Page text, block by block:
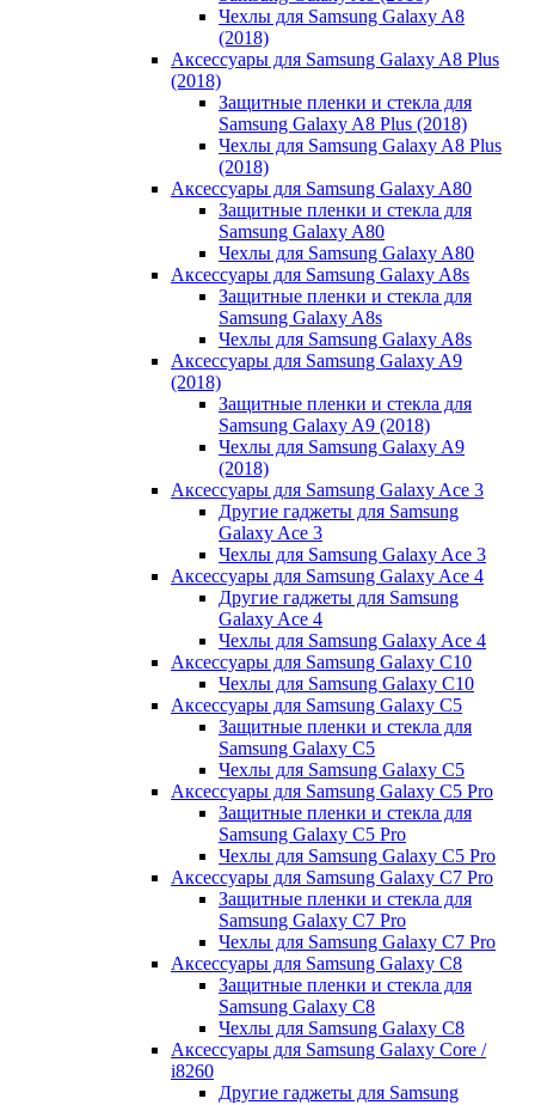
Чехлы для Samsung Galaxy A8
(2018)
Аксессуары для Samsung Galaxy A8 Plus
(2018)
Защитные пленки и стекла для
Samsung Galaxy A8 Plus (2018)
Чехлы для Samsung Galaxy A8 Plus
(2018)
Аксессуары для Samsung Galaxy A80
Защитные пленки и стекла для
Samsung Galaxy A80
Чехлы для Samsung Galaxy A80
Аксессуары для Samsung Galaxy A8s
Защитные пленки и стекла для
Samsung Galaxy A8s
Чехлы для Samsung Galaxy A8s
Аксессуары для Samsung Galaxy A9
(2018)
Защитные пленки и стекла для
Samsung Galaxy A9 (2018)
Чехлы для Samsung Galaxy A9
(2018)
Аксессуары для Samsung Galaxy Ace 3
Другие гаджеты для Samsung
Galaxy Ace 3
Чехлы для Samsung Galaxy Ace 3
Аксессуары для Samsung Galaxy Ace 4
Другие гаджеты для Samsung
Galaxy Ace 4
Чехлы для Samsung Galaxy Ace 4
Аксессуары для Samsung Galaxy C10
Чехлы для Samsung Galaxy C10
Аксессуары для Samsung Galaxy C5
Защитные пленки и стекла для
Samsung Galaxy C5
Чехлы для Samsung Galaxy C5
Аксессуары для Samsung Galaxy C5 Pro
Защитные пленки и стекла для
Samsung Galaxy C5 Pro
Чехлы для Samsung Galaxy C5 Pro
Аксессуары для Samsung Galaxy C7 Pro
Защитные пленки и стекла для
Samsung Galaxy C7 Pro
Чехлы для Samsung Galaxy C7 Pro
Аксессуары для Samsung Galaxy C8
Защитные пленки и стекла для
Samsung Galaxy C8
Чехлы для Samsung Galaxy C8
Аксессуары для Samsung Galaxy Core /
i8260
Другие гаджеты для Samsung